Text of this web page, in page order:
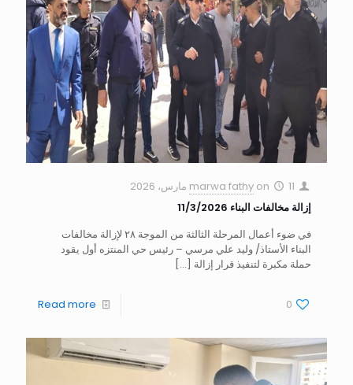
marwa fathy on
11 مارس، 2026
إزالة مخالفات البناء 11/3/2026
في ضوء أعمال المرحلة الثالثة من الموجة ٢٨ لإزالة مخالفات
البناء الأستاذ/ وليد علي مرسي – رئيس حي المنتزه أول يقود
حملة مكبرة لتنفيذ قرار إزالة […]
0
Read more